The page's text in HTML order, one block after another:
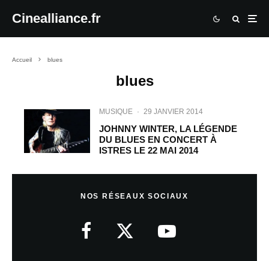
Cinealliance.fr
Accueil blues
blues
MUSIQUE · 29 JANVIER 2014
JOHNNY WINTER, LA LÉGENDE
DU BLUES EN CONCERT À
ISTRES LE 22 MAI 2014
NOS RÉSEAUX SOCIAUX